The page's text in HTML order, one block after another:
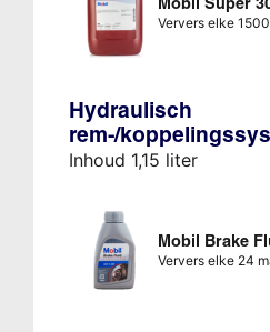
Ververs elke
Hydraulisch
rem-/
Inhoud 1,15 liter
Mobil Brake
Ververs elke 24